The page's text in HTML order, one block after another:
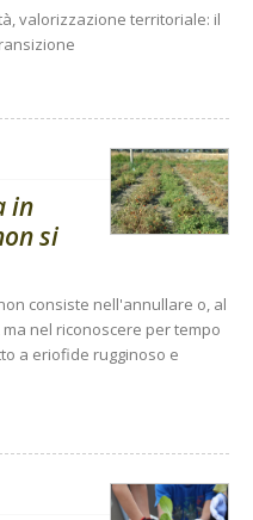
valorizzazione territoriale: il
in
si
consiste nell'annullare o, al
nel riconoscere per tempo
a eriofide rugginoso e